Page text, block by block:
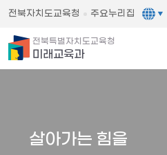
전북자치도교육청 주요누리집
전북특별자치도교육청
미래교육과
살아가는 힘을